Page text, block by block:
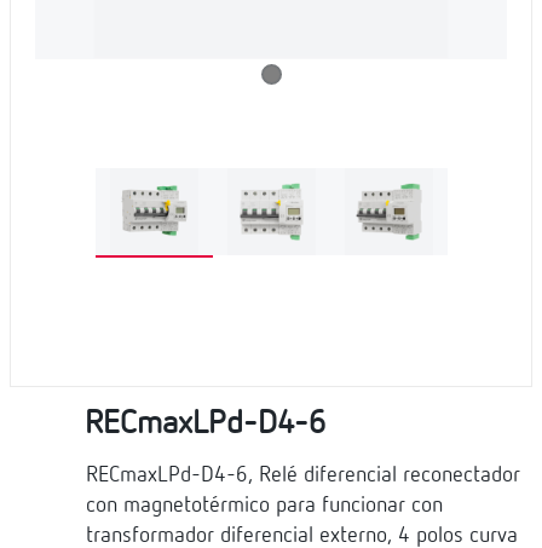
RECmaxLPd-D4-6
RECmaxLPd-D4-6, Relé diferencial reconectador
con magnetotérmico para funcionar con
transformador diferencial externo, 4 polos curva